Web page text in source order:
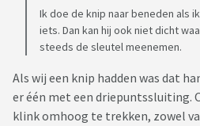
Ik doe de knip naar beneden als
iets. Dan kan hij ook niet dicht
steeds de sleutel meenemen.
Als wij een knip hadden was dat
er één met een driepuntssluiting.
klink omhoog te trekken, zowel